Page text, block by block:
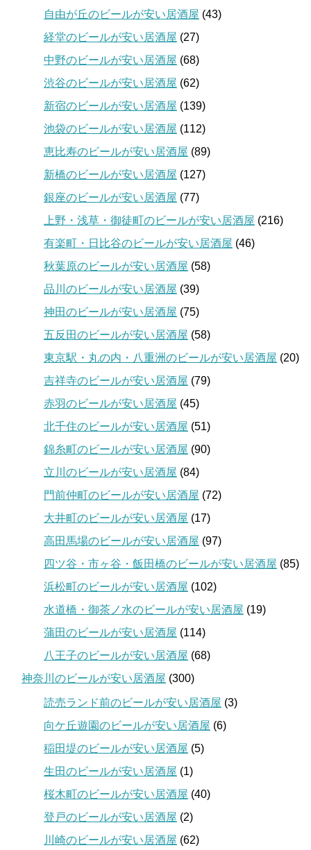
自由が丘のビールが安い居酒屋 (43)
経堂のビールが安い居酒屋 (27)
中野のビールが安い居酒屋 (68)
渋谷のビールが安い居酒屋 (62)
新宿のビールが安い居酒屋 (139)
池袋のビールが安い居酒屋 (112)
恵比寿のビールが安い居酒屋 (89)
新橋のビールが安い居酒屋 (127)
銀座のビールが安い居酒屋 (77)
上野・浅草・御徒町のビールが安い居酒屋 (216)
有楽町・日比谷のビールが安い居酒屋 (46)
秋葉原のビールが安い居酒屋 (58)
品川のビールが安い居酒屋 (39)
神田のビールが安い居酒屋 (75)
五反田のビールが安い居酒屋 (58)
東京駅・丸の内・八重洲のビールが安い居酒屋 (20)
吉祥寺のビールが安い居酒屋 (79)
赤羽のビールが安い居酒屋 (45)
北千住のビールが安い居酒屋 (51)
錦糸町のビールが安い居酒屋 (90)
立川のビールが安い居酒屋 (84)
門前仲町のビールが安い居酒屋 (72)
大井町のビールが安い居酒屋 (17)
高田馬場のビールが安い居酒屋 (97)
四ツ谷・市ヶ谷・飯田橋のビールが安い居酒屋 (85)
浜松町のビールが安い居酒屋 (102)
水道橋・御茶ノ水のビールが安い居酒屋 (19)
蒲田のビールが安い居酒屋 (114)
八王子のビールが安い居酒屋 (68)
神奈川のビールが安い居酒屋 (300)
読売ランド前のビールが安い居酒屋 (3)
向ケ丘遊園のビールが安い居酒屋 (6)
稲田堤のビールが安い居酒屋 (5)
生田のビールが安い居酒屋 (1)
桜木町のビールが安い居酒屋 (40)
登戸のビールが安い居酒屋 (2)
川崎のビールが安い居酒屋 (62)